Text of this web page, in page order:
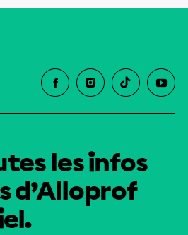
les infos
d’Alloprof